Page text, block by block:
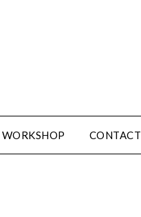
WORKSHOP CONTACT